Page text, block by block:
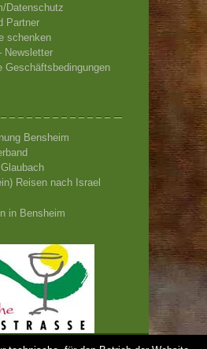
Datenschutz
Partner
schenken
Newsletter
Geschäftsbedingungen
Bensheim
Reisen nach Israel
in Bensheim